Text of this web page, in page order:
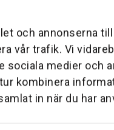
och annonserna till
vår trafik. Vi
sociala medier och
kombinera
in när du har
trädgård rena. Med